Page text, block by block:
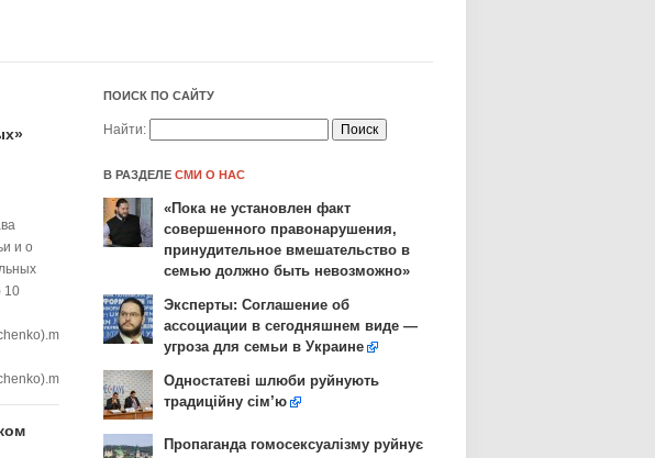
и о
10
ПОИСК ПО САЙТУ
Найти:
В РАЗДЕЛЕ СМИ О НАС
«Пока не установлен факт
совершенного правонарушения,
принудительное вмешательство в
семью должно быть невозможно»
Эксперты: Соглашение об
ассоциации в сегодняшнем виде —
угроза для семьи в Украине
Одностатеві шлюби руйнують
традиційну сім’ю
Пропаганда гомосексуалізму руйнує